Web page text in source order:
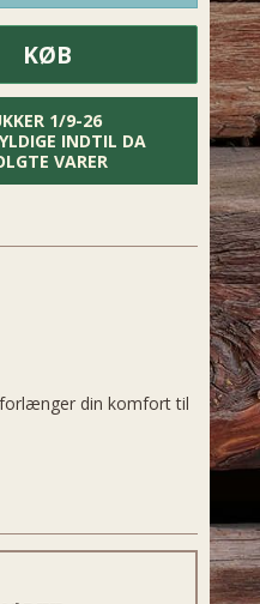
KØB
1/9-26
INDTIL DA
VARER
din komfort til